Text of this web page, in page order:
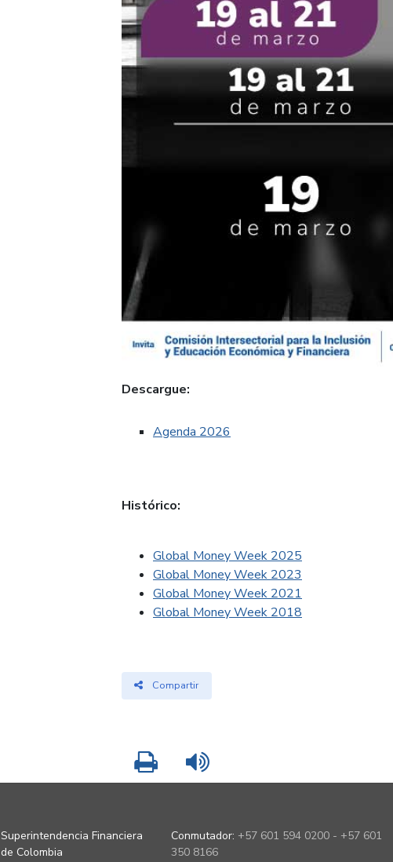
Descargue:
Agenda 2026
Histórico:
Global Money Week 2025
Global Money Week 2023
Global Money Week 2021
Global Money Week 2018
Compartir
Imprimir
Superintendencia Financiera
de Colombia
Conmutador: +57 601 594 0200 - +57 601
350 8166